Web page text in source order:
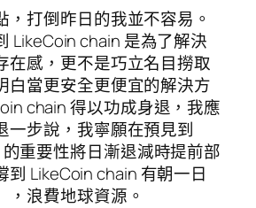
，打倒昨日的我並不容易。
LikeCoin chain 是為了解決
在感，更不是巧立名目撈取
白當更安全更便宜的解決方
chain 得以功成身退，我應
一步說，我寧願在預見到
重要性將日漸退減時提前部
到 LikeCoin chain 有朝一日
，浪費地球資源。